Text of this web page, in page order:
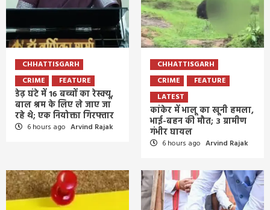
CHHATTISGARH
CRIME
FEATURE
डेढ़ घंटे में 16 बच्चों का रेस्क्यू,
बाल श्रम के लिए ले जाए जा
रहे थे; एक नियोक्ता गिरफ्तार
6 hours ago Arvind Rajak
CHHATTISGARH
CRIME
FEATURE
LATEST
कांकेर में भालू का खूनी हमला,
भाई-बहन की मौत; 3 ग्रामीण
गंभीर घायल
6 hours ago Arvind Rajak